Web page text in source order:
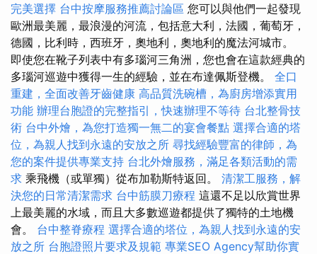
完美選擇 台中按摩服務推薦討論區 您可以與他們一起發現
歐洲最美麗，最浪漫的河流，包括意大利，法國，葡萄牙，
德國，比利時，西班牙，奧地利，奧地利的魔法河城市。
即使您在靴子列表中有多瑙河三角洲，您也會在這款經典的
多瑙河巡遊中獲得一生的經驗，並在布達佩斯登機。 全口
重建，全面改善牙齒健康 高品質洗碗槽，為廚房增添實用
功能 辦理台胞證的完整指引，快速辦理不等待 台北整骨技
術 台中外燴，為您打造獨一無二的宴會餐點 選擇合適的塔
位，為親人找到永遠的安放之所 尋找經驗豐富的律師，為
您的案件提供專業支持 台北外燴服務，滿足各類活動的需
求 乘飛機（或單獨）從布加勒斯特返回。 清潔工服務，解
決您的日常清潔需求 台中筋膜刀療程 這還不足以欣賞世界
上最美麗的水域，而且大多數巡遊都提供了獨特的土地機
會。 台中整脊療程 選擇合適的塔位，為親人找到永遠的安
放之所 台胞證照片要求及規範 專業SEO Agency幫助你實